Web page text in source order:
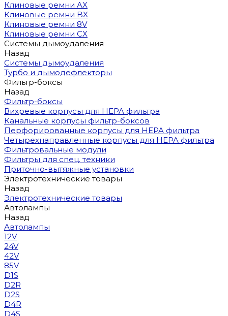
Клиновые ремни AX
Клиновые ремни BX
Клиновые ремни 8V
Клиновые ремни CX
Системы дымоудаления
Назад
Системы дымоудаления
Турбо и дымодефлекторы
Фильтр-боксы
Назад
Фильтр-боксы
Вихревые корпусы для HEPA фильтра
Канальные корпусы фильтр-боксов
Перфорированные корпусы для HEPA фильтра
Четырехнаправленные корпусы для HEPA фильтра
Фильтровальные модули
Фильтры для спец. техники
Приточно-вытяжные установки
Электротехнические товары
Назад
Электротехнические товары
Автолампы
Назад
Автолампы
12V
24V
42V
85V
D1S
D2R
D2S
D4R
D4S